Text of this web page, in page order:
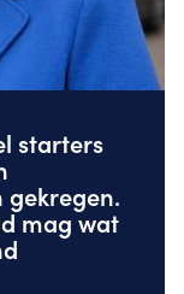
starters
mag wat